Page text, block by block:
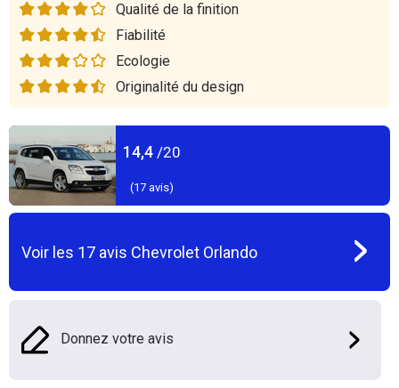
Qualité de la finition
Fiabilité
Ecologie
Originalité du design
14,4 /20
(17 avis)
Voir les 17 avis Chevrolet Orlando
Donnez votre avis